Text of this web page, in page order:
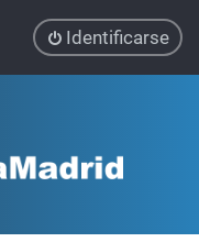
Identificarse